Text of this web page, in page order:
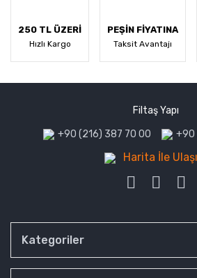
250 TL ÜZERİ
Hızlı Kargo
PEŞİN FİYATINA
Taksit Avantajı
Filtaş Yapı
+90 (216) 387 70 00 +90
Harita İle
Kategoriler